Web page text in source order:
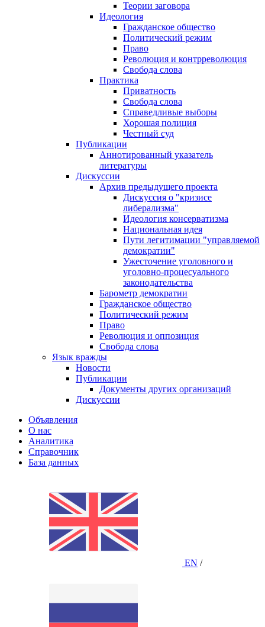
Теории заговора
Идеология
Гражданское общество
Политический режим
Право
Революция и контрреволюция
Свобода слова
Практика
Приватность
Свобода слова
Справедливые выборы
Хорошая полиция
Честный суд
Публикации
Аннотированный указатель
литературы
Дискуссии
Архив предыдущего проекта
Дискуссия о "кризисе
либерализма"
Идеология консерватизма
Национальная идея
Пути легитимации "управляемой
демократии"
Ужесточение уголовного и
уголовно-процесуального
законодательства
Барометр демократии
Гражданское общество
Политический режим
Право
Революция и оппозиция
Свобода слова
Язык вражды
Новости
Публикации
Документы других организаций
Дискуссии
Объявления
О нас
Аналитика
Справочник
База данных
EN /